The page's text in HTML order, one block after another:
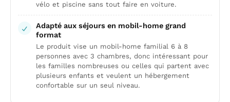
vélo et piscine sans tout faire en voiture.
Adapté aux séjours en mobil-home grand
format
Le produit vise un mobil-home familial 6 à 8
personnes avec 3 chambres, donc intéressant pour
les familles nombreuses ou celles qui partent avec
plusieurs enfants et veulent un hébergement
confortable sur un seul niveau.